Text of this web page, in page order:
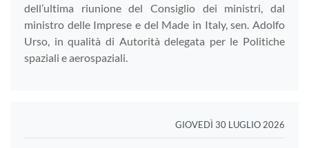
dell’ultima riunione del Consiglio dei ministri, dal
ministro delle Imprese e del Made in Italy, sen. Adolfo
Urso, in qualità di Autorità delegata per le Politiche
spaziali e aerospaziali.
GIOVEDÌ 30 LUGLIO 2026